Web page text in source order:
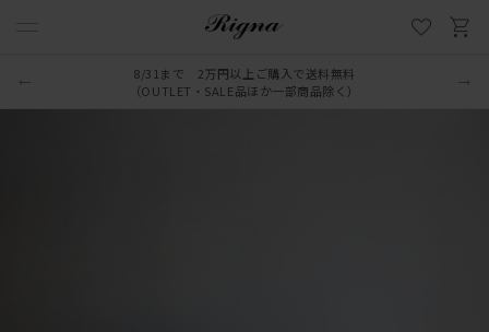
8/31まで 2万円以上ご購入で送料無料
（OUTLET・SALE品ほか一部商品除く）